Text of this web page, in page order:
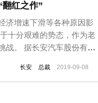
红之作”
济增速下滑等各种原因影
十分艰难的势态，作为老
战。 据长安汽车股份有限
亿元，同比下滑
长安 总裁 2019-09-08